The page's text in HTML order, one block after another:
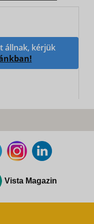
állnak, kérjük
Vista Magazin